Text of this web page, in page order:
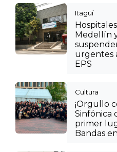
Itagüí
Medellín
urgentes
EPS
Cultura
¡Orgullo
Sinfónica
primer
Bandas